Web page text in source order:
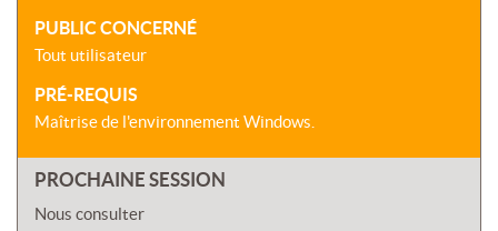
PUBLIC CONCERNÉ
Tout utilisateur
PRÉ-REQUIS
Maîtrise de l'environnement Windows.
PROCHAINE SESSION
Nous consulter